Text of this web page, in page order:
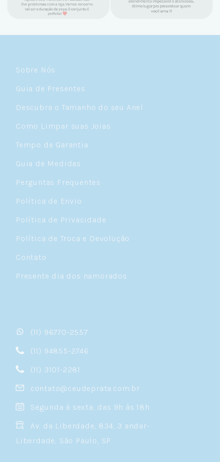
um brilho incrível e preço super justo. Fora
Sobre Nós
Guia de Presentes
Descubra o Tamanho do seu Anel
Como Limpar suas Joias
Tempo de Garantia
Guia de Medidas
Perguntas Frequentes
Política de Envio
Política de Privacidade
Política de Troca e Devolução
Contato
Presente dia dos namorados
(11) 96770-2557
(11) 94855-2746
(11) 3101-2281
contato@ceudeprata.com.br
Segunda à sexta, das 9h às 18h
Av. da Liberdade, 834, 3 andar-
Liberdade, São Paulo, SP